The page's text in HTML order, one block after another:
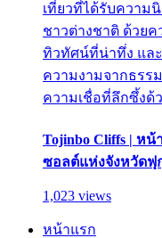
เที่ยวที่ได้รับความ
ชาวต่างชาติ ด้วย
ทิวทัศน์ที่น่าทึ่ง และ
ความงามจากธรร
ความเชื่อที่ลึกซึ้งด้
Tojinbo Cliffs | ห
ซอลต์แห่งจังหวัดฟุ
1,023 views
หน้าแรก